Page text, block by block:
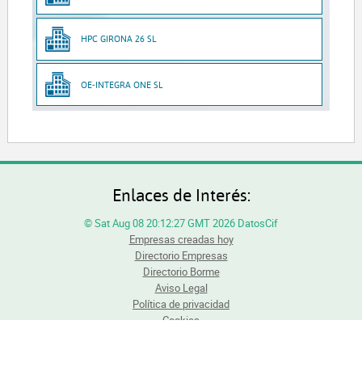
HPC GIRONA 26 SL
OE-INTEGRA ONE SL
Enlaces de Interés:
© Sat Aug 08 20:12:27 GMT 2026 DatosCif
Empresas creadas hoy
Directorio Empresas
Directorio Borme
Aviso Legal
Política de privacidad
Cookies